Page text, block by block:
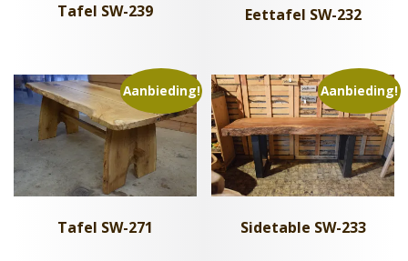
Tafel SW-239 Eettafel SW-232
Aanbieding!
Tafel SW-271
Aanbieding!
Sidetable SW-233